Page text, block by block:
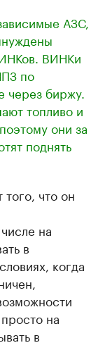
АЗС,
ВИНКи
по
через биржу.
топливо и
они за
поднять
что он
на
в
когда
на
в